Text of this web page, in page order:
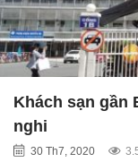
Khách sạn gần
nghi
30 Th7, 2020